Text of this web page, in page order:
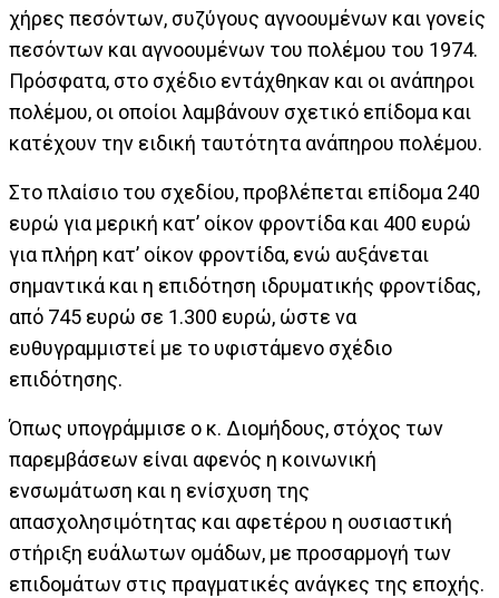
χήρες πεσόντων, συζύγους αγνοουμένων και γονείς
πεσόντων και αγνοουμένων του πολέμου του 1974.
Πρόσφατα, στο σχέδιο εντάχθηκαν και οι ανάπηροι
πολέμου, οι οποίοι λαμβάνουν σχετικό επίδομα και
κατέχουν την ειδική ταυτότητα ανάπηρου πολέμου.
Στο πλαίσιο του σχεδίου, προβλέπεται επίδομα 240
ευρώ για μερική κατ’ οίκον φροντίδα και 400 ευρώ
για πλήρη κατ’ οίκον φροντίδα, ενώ αυξάνεται
σημαντικά και η επιδότηση ιδρυματικής φροντίδας,
από 745 ευρώ σε 1.300 ευρώ, ώστε να
ευθυγραμμιστεί με το υφιστάμενο σχέδιο
επιδότησης.
Όπως υπογράμμισε ο κ. Διομήδους, στόχος των
παρεμβάσεων είναι αφενός η κοινωνική
ενσωμάτωση και η ενίσχυση της
απασχολησιμότητας και αφετέρου η ουσιαστική
στήριξη ευάλωτων ομάδων, με προσαρμογή των
επιδομάτων στις πραγματικές ανάγκες της εποχής.